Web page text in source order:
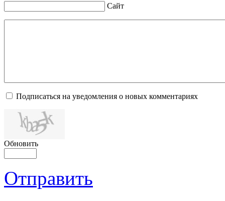
Сайт
Подписаться на уведомления о новых комментариях
Обновить
Отправить